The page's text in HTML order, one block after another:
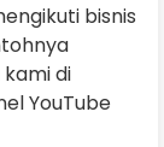
bisnis
kami di
YouTube